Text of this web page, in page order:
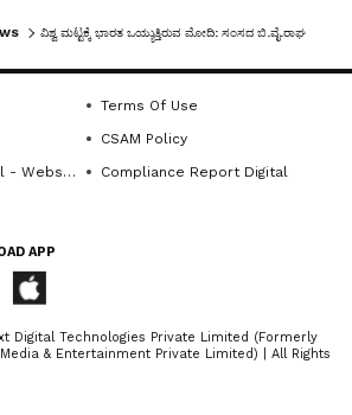
ಹೆಸರಿನಲ್ಲಿ ವಿಮಾನ ನಿಲ್ದಾಣ,
ಸಿಗಂಧೂರು ಸೇತುವೆ
ಶಿವಮೊಗ್ಗ-ಶೃಂಗೇರಿ-ಮಂಗಳೂರಿಗೆ
ಸರ್ವೇ ಕಾರ್ಯ ಆರಂಭಿಸಲಾಗಿದೆ ಎಂದು
Terms Of Use
CSAM Policy
Website
Compliance Report Digital
APP
Digital Technologies Private Limited (Formerly
& Entertainment Private Limited) | All Rights